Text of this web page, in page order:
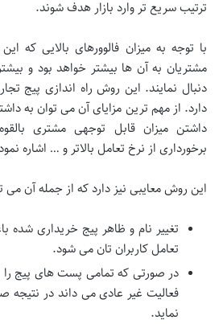
ترتیب سریع تر وارد بازار هدف شوند.
با توجه به میزان فالوورهای بالایی که
مشتریان به آن ها بیشتر خواهد بود و
دنبال نمایند. این روش راه اندازی پیج
دارد. از مهم ترین مزایای آن می توان به
داشتن میزان قابل توجهی مشتری
برخورداری از نرخ تعامل بالاتر و … اشاره
این روش معایبی نیز دارد که از جمله آن می
تعامل کاربران تان می شود.
در صورتی که تمامی پست های پیج را
فعالیت غیر عادی می داند در
نماید.